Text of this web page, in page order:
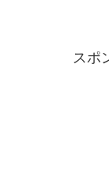
スポ